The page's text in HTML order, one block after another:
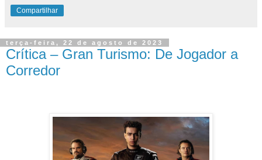
Compartilhar
terça-feira, 22 de agosto de 2023
Crítica – Gran Turismo: De Jogador a
Corredor